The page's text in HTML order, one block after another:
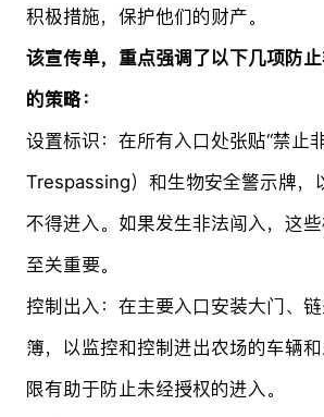
积极措施，保护他们的财产。
该宣传单，重点强调了以下几项防
的策略：
设置标识：在所有入口处张贴“禁止
Trespassing）和生物安全警示牌，
不得进入。如果发生非法闯入，这
至关重要。
控制出入：在主要入口安装大门、
簿，以监控和控制进出农场的车辆
限有助于防止未经授权的进入。